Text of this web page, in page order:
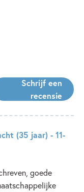
Schrijf een
recensie
(35 jaar) - 11-
goede